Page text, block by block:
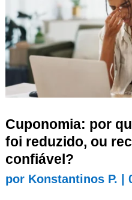
Cuponomia: por
foi reduzido, ou
confiável?
por Konstantinos P.